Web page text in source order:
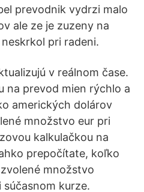
prevodnik vydrzi malo
ale ze je zuzeny na
pri radeni.
v reálnom čase.
na prevod mien rýchlo a
amerických dolárov
množstvo eur pri
kalkulačkou na
prepočítate, koľko
množstvo
kurze.